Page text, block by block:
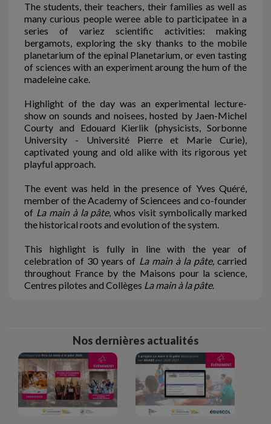
The students, their teachers, their families as well as
many curious people weree able to participatee in a
series of variez scientific activities: making
bergamots, exploring the sky thanks to the mobile
planetarium of the epinal Planetarium, or even tasting
of sciences with an experiment aroung the hum of the
madeleine cake.
Highlight of the day was an experimental lecture-
show on sounds and noisees, hosted by Jaen-Michel
Courty and Edouard Kierlik (physicists, Sorbonne
University - Université Pierre et Marie Curie),
captivated young and old alike with its rigorous yet
playful approach.
The event was held in the presence of Yves Quéré,
member of the Academy of Sciencees and co-founder
of La main à la pâte, whos visit symbolically marked
the historical roots and evolution of the system.
This highlight is fully in line with the year of
celebration of 30 years of La main à la pâte, carried
throughout France by the Maisons pour la science,
Centres pilotes and Collèges La main à la pâte.
Nos dernières actualités